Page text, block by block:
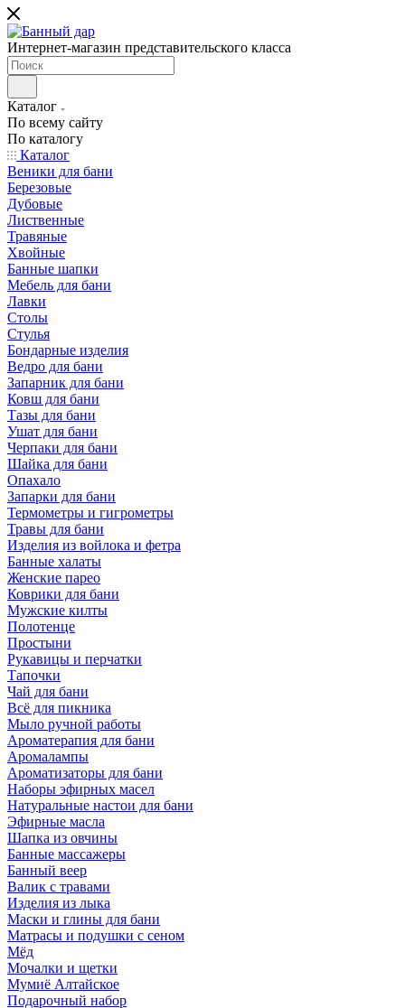
Интернет-магазин представительского класса
Каталог
По всему сайту
По каталогу
Каталог
Веники для бани
Березовые
Дубовые
Лиственные
Травяные
Хвойные
Банные шапки
Мебель для бани
Лавки
Столы
Стулья
Бондарные изделия
Ведро для бани
Запарник для бани
Ковш для бани
Тазы для бани
Ушат для бани
Черпаки для бани
Шайка для бани
Опахало
Запарки для бани
Термометры и гигрометры
Травы для бани
Изделия из войлока и фетра
Банные халаты
Женские парео
Коврики для бани
Мужские килты
Полотенце
Простыни
Рукавицы и перчатки
Тапочки
Чай для бани
Всё для пикника
Мыло ручной работы
Ароматерапия для бани
Аромалампы
Ароматизаторы для бани
Наборы эфирных масел
Натуральные настои для бани
Эфирные масла
Шапка из овчины
Банные массажеры
Банный веер
Валик с травами
Изделия из лыка
Маски и глины для бани
Матрасы и подушки с сеном
Мёд
Мочалки и щетки
Мумиё Алтайское
Подарочный набор